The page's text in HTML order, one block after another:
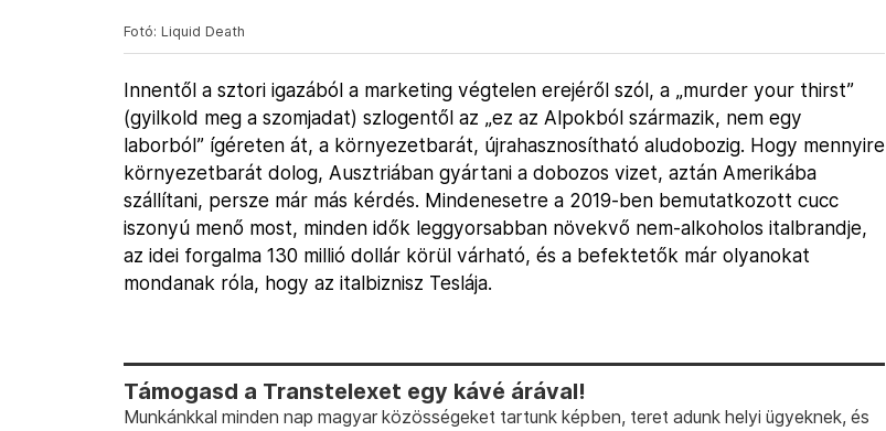
Fotó: Liquid Death
Innentől a sztori igazából a marketing végtelen erejéről szól, a „murder your thirst”
(gyilkold meg a szomjadat) szlogentől az „ez az Alpokból származik, nem egy
laborból” ígéreten át, a környezetbarát, újrahasznosítható aludobozig. Hogy mennyire
környezetbarát dolog, Ausztriában gyártani a dobozos vizet, aztán Amerikába
szállítani, persze már más kérdés. Mindenesetre a 2019-ben bemutatkozott cucc
iszonyú menő most, minden idők leggyorsabban növekvő nem-alkoholos italbrandje,
az idei forgalma 130 millió dollár körül várható, és a befektetők már olyanokat
mondanak róla, hogy az italbiznisz Teslája.
Támogasd a Transtelexet egy kávé árával!
Munkánkkal minden nap magyar közösségeket tartunk képben, teret adunk helyi ügyeknek, és